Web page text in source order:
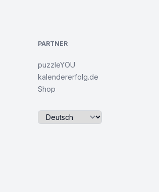
PARTNER
puzzleYOU
kalendererfolg.de
Shop